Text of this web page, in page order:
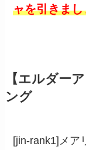
ャを引きま
【エルダー
ング
[jin-rank1]メア